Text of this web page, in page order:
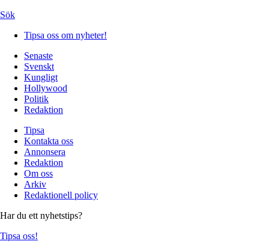
Sök
Tipsa oss om nyheter!
Senaste
Svenskt
Kungligt
Hollywood
Politik
Redaktion
Tipsa
Kontakta oss
Annonsera
Redaktion
Om oss
Arkiv
Redaktionell policy
Har du ett nyhetstips?
Tipsa oss!